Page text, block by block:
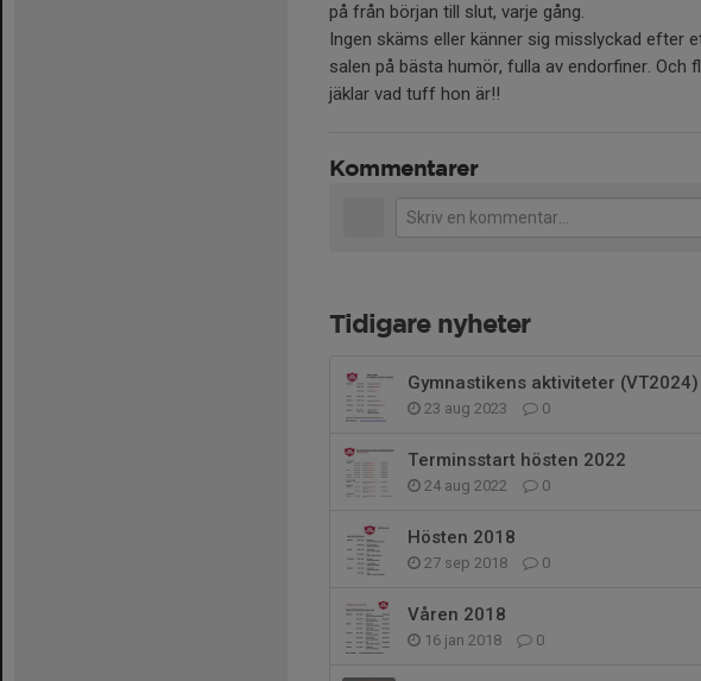
på från början till slut, varje gång.
Ingen skäms eller känner sig misslyckad efter
salen på bästa humör, fulla av endorfiner. Och
jäklar vad tuff hon är!!
Kommentarer
Tidigare nyheter
Gymnastikens aktiviteter (VT2024)
23 aug 2023 0
Terminsstart hösten 2022
24 aug 2022 0
Hösten 2018
27 sep 2018 0
Våren 2018
16 jan 2018 0